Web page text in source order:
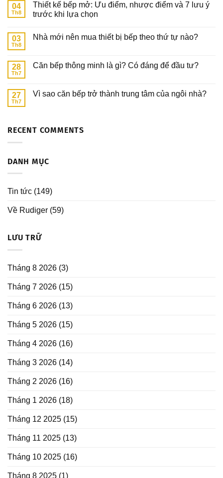
04
Th8
Thiết kế bếp mở: Ưu điểm, nhược điểm và 7 lưu ý
trước khi lựa chọn
03
Th8
Nhà mới nên mua thiết bị bếp theo thứ tự nào?
28
Th7
Căn bếp thông minh là gì? Có đáng để đầu tư?
27
Th7
Vì sao căn bếp trở thành trung tâm của ngôi nhà?
RECENT COMMENTS
DANH MỤC
Tin tức (149)
Về Rudiger (59)
LƯU TRỮ
Tháng 8 2026 (3)
Tháng 7 2026 (15)
Tháng 6 2026 (13)
Tháng 5 2026 (15)
Tháng 4 2026 (16)
Tháng 3 2026 (14)
Tháng 2 2026 (16)
Tháng 1 2026 (18)
Tháng 12 2025 (15)
Tháng 11 2025 (13)
Tháng 10 2025 (16)
Tháng 8 2025 (1)